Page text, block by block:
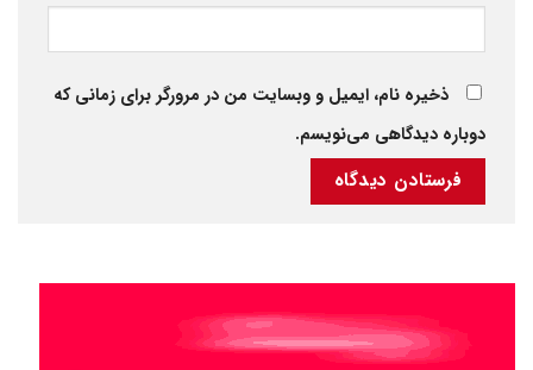
ذخیره نام، ایمیل و وبسایت من در مرورگر برای زمانی که
دوباره دیدگاهی می‌نویسم.